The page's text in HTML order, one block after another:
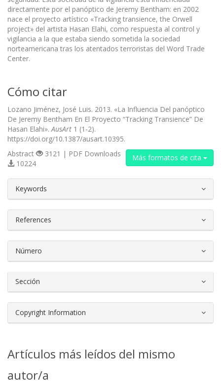
directamente por el panóptico de Jeremy Bentham: en 2002
nace el proyecto artístico «Tracking transience, the Orwell
project» del artista Hasan Elahi, como respuesta al control y
vigilancia a la que estaba siendo sometida la sociedad
norteamericana tras los atentados terroristas del Word Trade
Center.
Cómo citar
Lozano Jiménez, José Luis. 2013. «La Influencia Del panóptico
De Jeremy Bentham En El Proyecto “Tracking Transience” De
Hasan Elahi».AusArt 1 (1-2).
https://doi.org/10.1387/ausart.10395.
Más formatos de cita
Abstract
3121 | PDF Downloads
10224
Keywords
References
Número
Sección
Copyright Information
Artículos más leídos del mismo
autor/a